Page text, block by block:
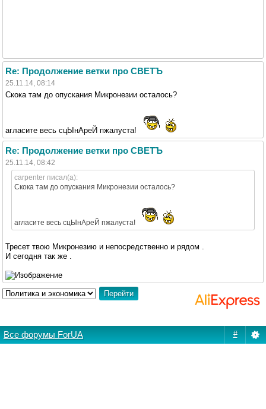
Re: Продолжение ветки про СВЕТЪ
25.11.14, 08:14
Скока там до опускания Микронезии осталось?
агласите весь сцЫнАреЙ пжалуста!
Re: Продолжение ветки про СВЕТЪ
25.11.14, 08:42
carpenter писал(а):
Скока там до опускания Микронезии осталось?
агласите весь сцЫнАреЙ пжалуста!
Тресет твою Микронезию и непосредственно и рядом .
И сегодня так же .
Все форумы ForUA #